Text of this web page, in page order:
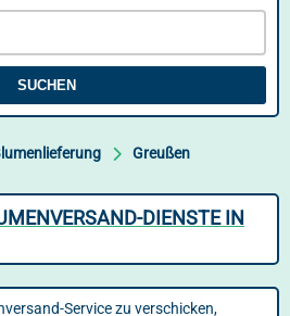
SUCHEN
Greußen
DIENSTE IN
Service zu verschicken,